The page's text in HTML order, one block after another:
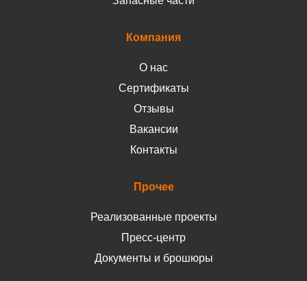
Компания
О нас
Сертификаты
Отзывы
Вакансии
Контакты
Прочее
Реализованные проекты
Пресс-центр
Документы и брошюры